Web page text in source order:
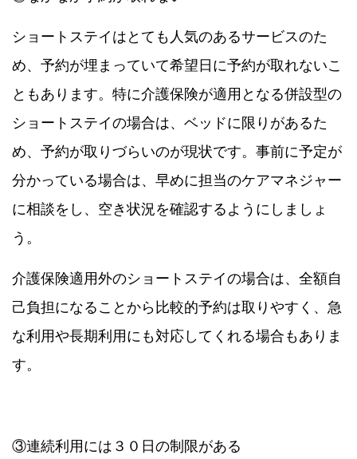
ショートステイはとても人気のあるサービスのた
め、予約が埋まっていて希望日に予約が取れないこ
ともあります。特に介護保険が適用となる併設型の
ショートステイの場合は、ベッドに限りがあるた
め、予約が取りづらいのが現状です。事前に予定が
分かっている場合は、早めに担当のケアマネジャー
に相談をし、空き状況を確認するようにしましょ
う。
介護保険適用外のショートステイの場合は、全額自
己負担になることから比較的予約は取りやすく、急
な利用や長期利用にも対応してくれる場合もありま
す。
③連続利用には３０日の制限がある